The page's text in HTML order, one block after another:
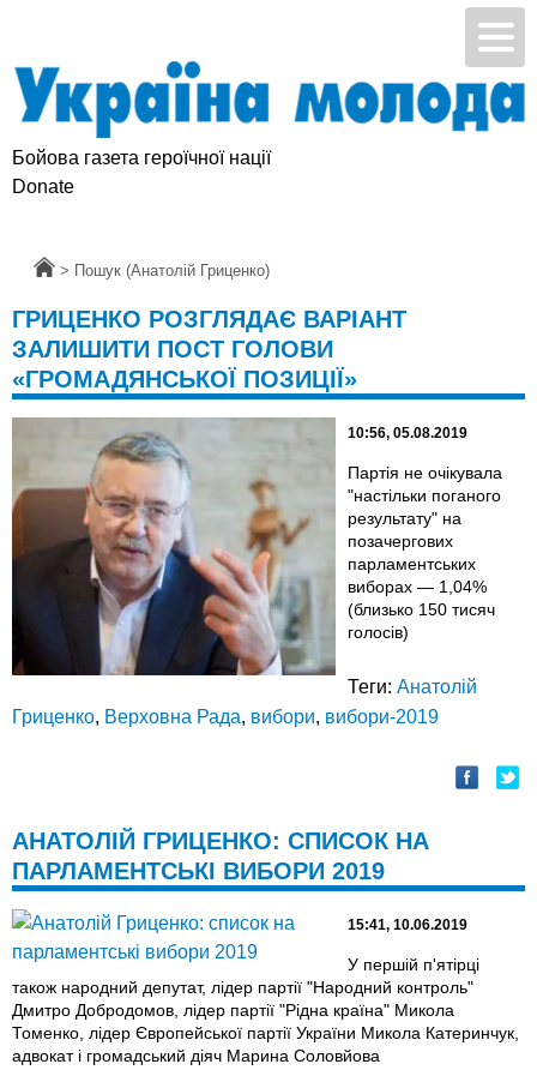
Бойова газета героїчної нації
Donate
Головна
> Пошук (Анатолій Гриценко)
ГРИЦЕНКО РОЗГЛЯДАЄ ВАРІАНТ
ЗАЛИШИТИ ПОСТ ГОЛОВИ
«ГРОМАДЯНСЬКОЇ ПОЗИЦІЇ»
10:56, 05.08.2019
Партія не очікувала
"настільки поганого
результату" на
позачергових
парламентських
виборах — 1,04%
(близько 150 тисяч
голосів)
Теги: Анатолій
Гриценко, Верховна Рада, вибори, вибори-2019
АНАТОЛІЙ ГРИЦЕНКО: СПИСОК НА
ПАРЛАМЕНТСЬКІ ВИБОРИ 2019
15:41, 10.06.2019
У першій п'ятірці
також народний депутат, лідер партії "Народний контроль"
Дмитро Добродомов, лідер партії "Рідна країна" Микола
Томенко, лідер Європейської партії України Микола Катеринчук,
адвокат і громадський діяч Марина Соловйова